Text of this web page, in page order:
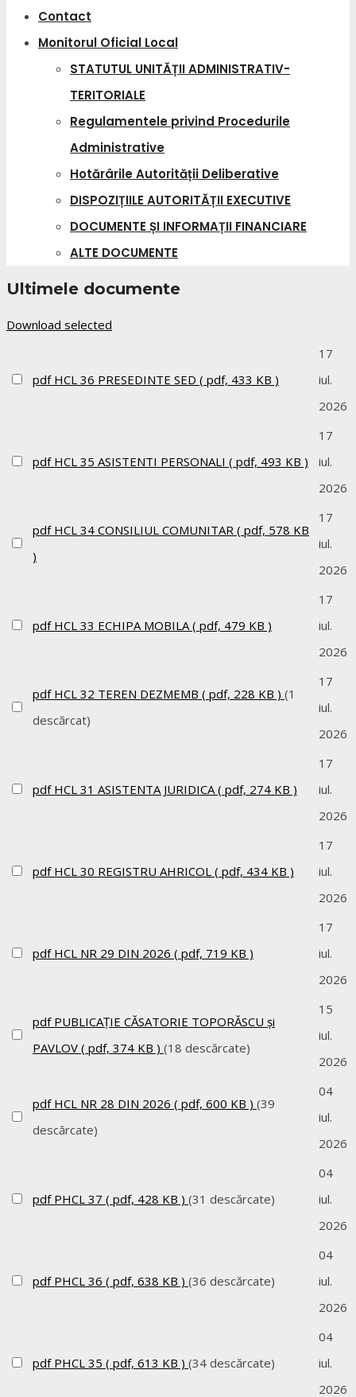
Contact
Monitorul Oficial Local
STATUTUL UNITĂȚII ADMINISTRATIV-
TERITORIALE
Regulamentele privind Procedurile
Administrative
Hotărârile Autorității Deliberative
DISPOZIȚIILE AUTORITĂȚII EXECUTIVE
DOCUMENTE ȘI INFORMAȚII FINANCIARE
ALTE DOCUMENTE
Ultimele documente
Download selected
pdf HCL 36 PRESEDINTE SED ( pdf, 433 KB )
17
iul.
2026
pdf HCL 35 ASISTENTI PERSONALI ( pdf, 493 KB )
17
iul.
2026
pdf HCL 34 CONSILIUL COMUNITAR ( pdf, 578 KB
)
17
iul.
2026
pdf HCL 33 ECHIPA MOBILA ( pdf, 479 KB )
17
iul.
2026
pdf HCL 32 TEREN DEZMEMB ( pdf, 228 KB ) (1
descărcat)
17
iul.
2026
pdf HCL 31 ASISTENTA JURIDICA ( pdf, 274 KB )
17
iul.
2026
pdf HCL 30 REGISTRU AHRICOL ( pdf, 434 KB )
17
iul.
2026
pdf HCL NR 29 DIN 2026 ( pdf, 719 KB )
17
iul.
2026
pdf PUBLICAȚIE CĂSATORIE TOPORĂSCU și
PAVLOV ( pdf, 374 KB ) (18 descărcate)
15
iul.
2026
pdf HCL NR 28 DIN 2026 ( pdf, 600 KB ) (39
descărcate)
04
iul.
2026
pdf PHCL 37 ( pdf, 428 KB ) (31 descărcate)
04
iul.
2026
pdf PHCL 36 ( pdf, 638 KB ) (36 descărcate)
04
iul.
2026
pdf PHCL 35 ( pdf, 613 KB ) (34 descărcate)
04
iul.
2026